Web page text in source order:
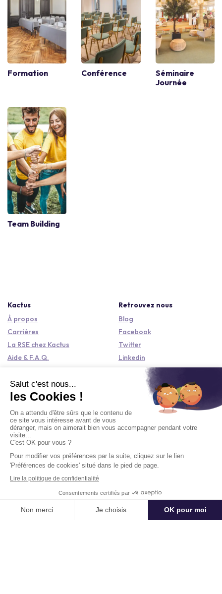
Formation Conférence
Séminaire
Journée
Team Building
Kactus
À propos
Carrières
La RSE chez Kactus
Aide & F.A.Q.
Events
Retrouvez nous
Blog
Facebook
Twitter
Linkedin
Instagram
Entreprise
Notre offre corporate
Partenaires
activité
partenaire
Contact
hello@kactus.com